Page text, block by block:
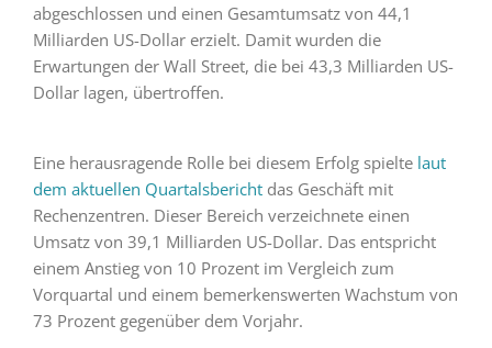
abgeschlossen und einen Gesamtumsatz von 44,1
Milliarden US-Dollar erzielt. Damit wurden die
Erwartungen der Wall Street, die bei 43,3 Milliarden US-
Dollar lagen, übertroffen.
Eine herausragende Rolle bei diesem Erfolg spielte laut
dem aktuellen Quartalsberichtdas Geschäft mit
Rechenzentren. Dieser Bereich verzeichnete einen
Umsatz von 39,1 Milliarden US-Dollar. Das entspricht
einem Anstieg von 10 Prozent im Vergleich zum
Vorquartal und einem bemerkenswerten Wachstum von
73 Prozent gegenüber dem Vorjahr.